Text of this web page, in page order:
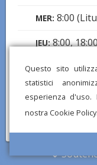
Questo sito
statistici
esperienza d'uso.
nostra Cookie Policy.
MER: 8:00
JEU:8:00,
VEN: 8:00
SAM: 17:00
DIM: 8:00,